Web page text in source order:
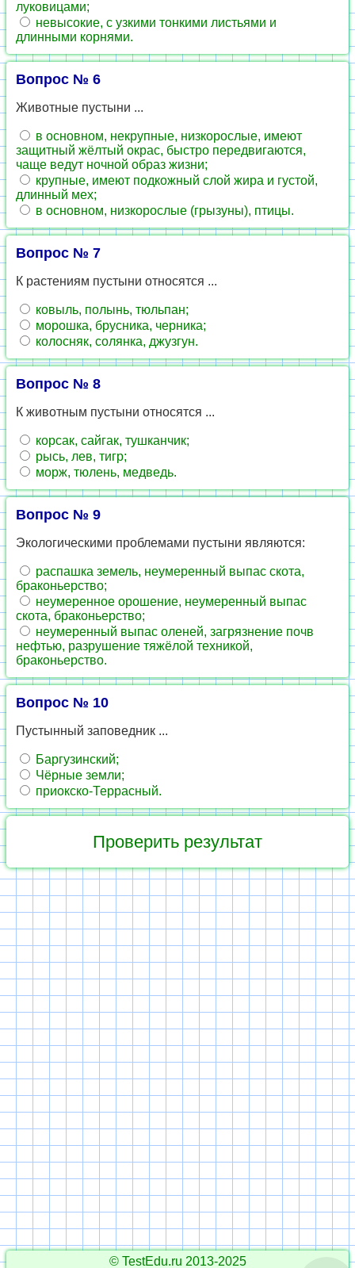
луковицами;
невысокие, с узкими тонкими листьями и
длинными корнями.
Вопрос № 6
Животные пустыни ...
в основном, некрупные, низкорослые, имеют
защитный жёлтый окрас, быстро передвигаются,
чаще ведут ночной образ жизни;
крупные, имеют подкожный слой жира и густой,
длинный мех;
в основном, низкорослые (грызуны), птицы.
Вопрос № 7
К растениям пустыни относятся ...
ковыль, полынь, тюльпан;
морошка, брусника, черника;
колосняк, солянка, джузгун.
Вопрос № 8
К животным пустыни относятся ...
корсак, сайгак, тушканчик;
рысь, лев, тигр;
морж, тюлень, медведь.
Вопрос № 9
Экологическими проблемами пустыни являются:
распашка земель, неумеренный выпас скота,
браконьерство;
неумеренное орошение, неумеренный выпас
скота, браконьерство;
неумеренный выпас оленей, загрязнение почв
нефтью, разрушение тяжёлой техникой,
браконьерство.
Вопрос № 10
Пустынный заповедник ...
Баргузинский;
Чёрные земли;
приокско-Террасный.
© TestEdu.ru 2013-2025